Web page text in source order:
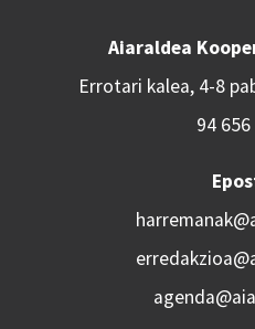
Aiaraldea
Errotari kalea, 4-8
94